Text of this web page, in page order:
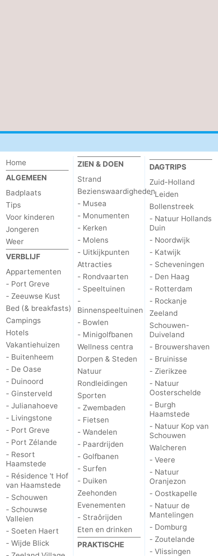
Home
ALGEMEEN
Badplaats
Tips
Voor kinderen
Jongeren
Weer
VERBLIJF
Appartementen
- Port Greve
- Zeeuwse Kust
Bed (& breakfasts)
Campings
Hotels
Vakantiehuizen
- Buitenheem
- De Oase
- Duinoord
- Ginsterveld
- Julianahoeve
- Livingstone
- Port Greve
- Port Zélande
- Resort
Haamstede
- Résidence 't Hof
van Haamstede
- Schouwen
- Schouwse
Valleien
- Soeten Haert
- Wijde Blick
ZIEN & DOEN
Strand
Bezienswaardigheden
- Musea
- Monumenten
- Kerken
- Molens
- Uitkijkpunten
Attracties
- Rondvaarten
- Speeltuinen
-
Binnenspeeltuinen
- Bowlen
- Minigolfbanen
Wellness centra
Dorpen & Steden
Natuur
Rondleidingen
Sporten
- Zwembaden
- Fietsen
- Wandelen
- Paardrijden
- Golfbanen
- Surfen
- Duiken
Zeehonden
Evenementen
- Straôrijden
Eten en drinken
PRAKTISCHE
DAGTRIPS
Zuid-Holland
- Leiden
Bollenstreek
- Natuur Hollands
Duin
- Noordwijk
- Katwijk
- Scheveningen
- Den Haag
- Rotterdam
- Rockanje
Zeeland
Schouwen-
Duiveland
- Brouwershaven
- Bruinisse
- Zierikzee
- Natuur
Oosterschelde
- Burgh
Haamstede
- Natuur Kop van
Schouwen
Walcheren
- Veere
- Natuur
Oranjezon
- Oostkapelle
- Natuur de
Mantelingen
- Domburg
- Zoutelande
- Vlissingen